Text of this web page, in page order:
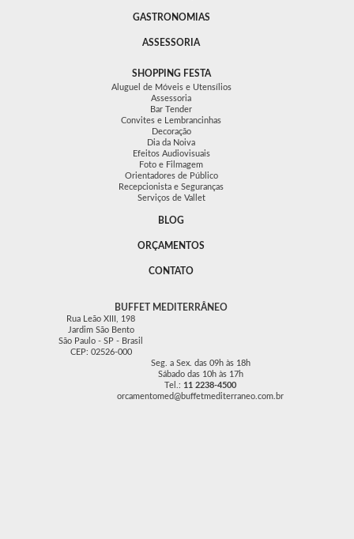
GASTRONOMIAS
ASSESSORIA
SHOPPING FESTA
Aluguel de Móveis e Utensílios
Assessoria
Bar Tender
Convites e Lembrancinhas
Decoração
Dia da Noiva
Efeitos Audiovisuais
Foto e Filmagem
Orientadores de Público
Recepcionista e Seguranças
Serviços de Vallet
BLOG
ORÇAMENTOS
CONTATO
BUFFET MEDITERRÂNEO
Rua Leão XIII, 198
Jardim São Bento
São Paulo - SP - Brasil
CEP: 02526-000
Seg. a Sex. das 09h às 18h
Sábado das 10h às 17h
Tel.: 11 2238-4500
orcamentomed@buffetmediterraneo.com.br